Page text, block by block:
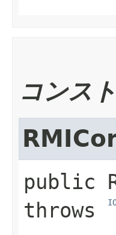
コンス
public
throws